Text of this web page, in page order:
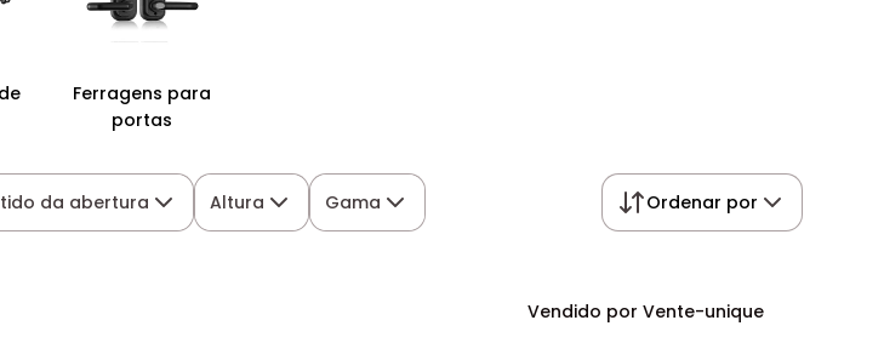
Ferragens para
portas
da abertura Altura Gama Ordenar por
Vendido por Vente-unique